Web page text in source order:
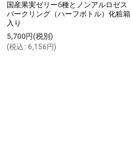
国産果実ゼリー6種とノンアルロゼス
パークリング（ハーフボトル）化粧箱
入り
5,700円 (税別)
(税込 : 6,156 円)